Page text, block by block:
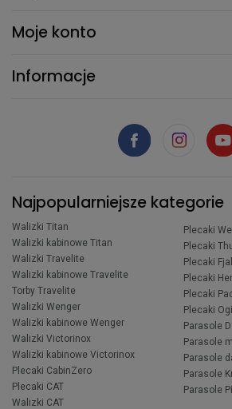
Moje konto
Informacje
Najpopularniejsze kategorie
Walizki Titan
Walizki kabinowe Titan
Walizki Travelite
Walizki kabinowe Travelite
Torby Travelite
Walizki Wenger
Walizki kabinowe Wenger
Walizki Victorinox
Walizki kabinowe Victorinox
Plecaki CabinZero
Plecaki CAT
Walizki CAT
Plecaki
Plecaki
Plecaki
Plecaki
Plecaki
Plecaki
Parasole
Parasole
Parasole
Parasole
Parasole